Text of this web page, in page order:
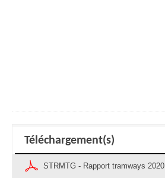
Téléchargement(s)
STRMTG - Rapport tramways 2020